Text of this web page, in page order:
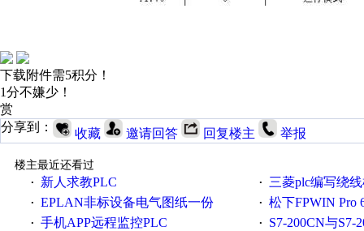
下载附件需5积分！
1分不嫌少！
赏
分享到：
收藏 邀请回答 回复楼主 举报
楼主最近还看过
·
新人求教PLC · 三菱plc编写绕
· EPLAN非标设备电气图纸一份 · 松下FPWIN Pro
· 手机APP远程监控PLC · S7-200CN与S7-